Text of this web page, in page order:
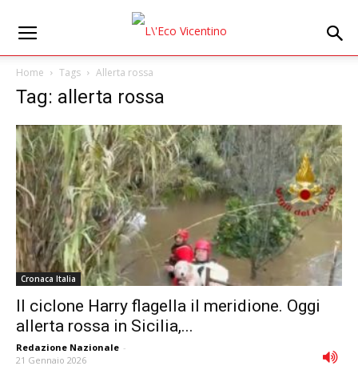
Home Tags Allerta rossa
Tag: allerta rossa
Cronaca Italia
Il ciclone Harry flagella il meridione. Oggi
allerta rossa in Sicilia,...
Redazione Nazionale -
21 Gennaio 2026